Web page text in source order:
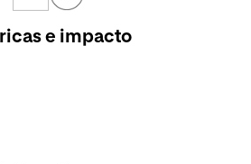
e impacto